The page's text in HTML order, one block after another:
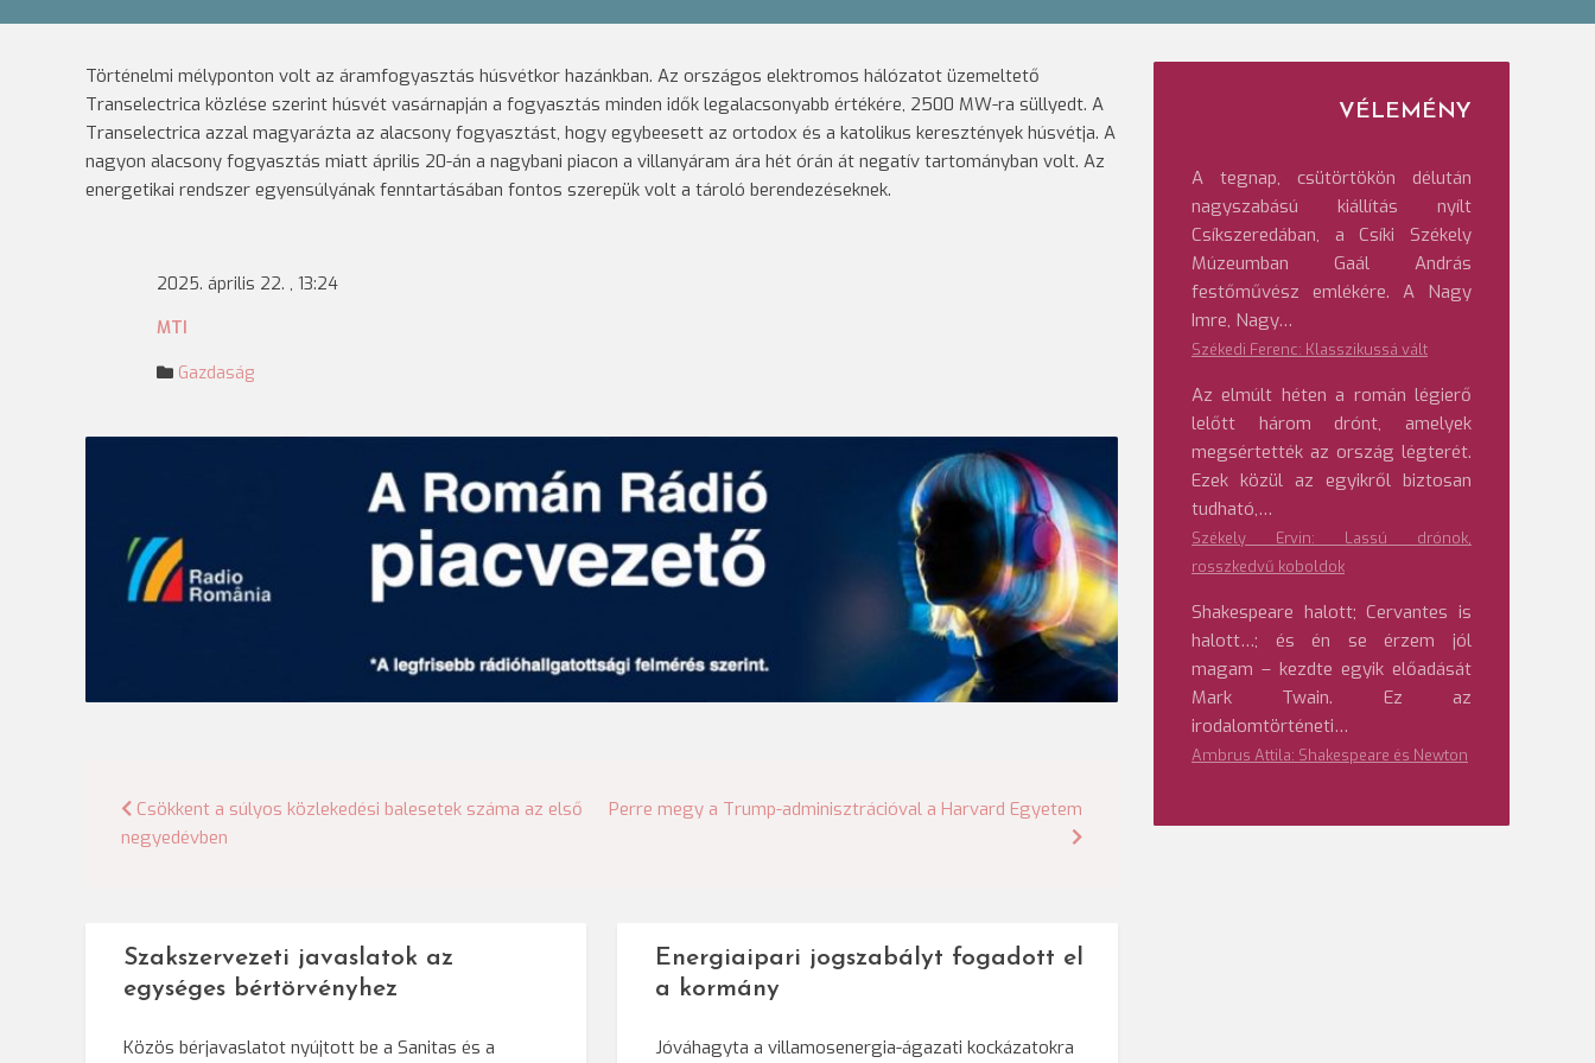
Történelmi mélyponton volt az áramfogyasztás húsvétkor hazánkban. Az országos elektromos hálózatot üzemeltető
Transelectrica közlése szerint húsvét vasárnapján a fogyasztás minden idők legalacsonyabb értékére, 2500 MW-ra süllyedt. A
Transelectrica azzal magyarázta az alacsony fogyasztást, hogy egybeesett az ortodox és a katolikus keresztények húsvétja. A
nagyon alacsony fogyasztás miatt április 20-án a nagybani piacon a villanyáram ára hét órán át negatív tartományban volt. Az
energetikai rendszer egyensúlyának fenntartásában fontos szerepük volt a tároló berendezéseknek.
2025. április 22. , 13:24
MTI
Gazdaság
Bejegyzés
navigáció
Csökkent a súlyos közlekedési balesetek száma az első
negyedévben
Perre megy a Trump-adminisztrációval a Harvard Egyetem
Szakszervezeti javaslatok az
egységes bértörvényhez
Közös bérjavaslatot nyújtott be a Sanitas és a
Energiaipari jogszabályt fogadott el
a kormány
Jóváhagyta a villamosenergia-ágazati kockázatokra
VÉLEMÉNY
A tegnap, csütörtökön délután
nagyszabású kiállítás nyílt
Csíkszeredában, a Csíki Székely
Múzeumban Gaál András
festőművész emlékére. A Nagy
Imre, Nagy…
Székedi Ferenc: Klasszikussá vált
Az elmúlt héten a román légierő
lelőtt három drónt, amelyek
megsértették az ország légterét.
Ezek közül az egyikről biztosan
tudható,…
Székely Ervin: Lassú drónok,
rosszkedvű koboldok
Shakespeare halott; Cervantes is
halott…; és én se érzem jól
magam – kezdte egyik előadását
Mark Twain. Ez az
irodalomtörténeti…
Ambrus Attila: Shakespeare és Newton